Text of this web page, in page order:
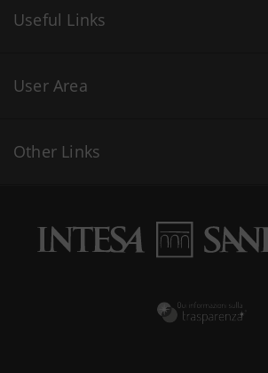
Useful Links
User Area
Other Links